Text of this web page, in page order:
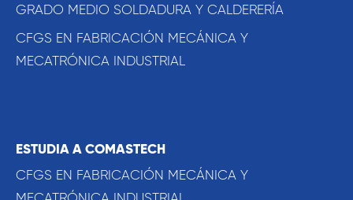
GRADO MEDIO SOLDADURA Y CALDERERÍA
CFGS EN FABRICACIÓN MECÁNICA Y
MECATRÓNICA INDUSTRIAL
ESTUDIA A COMASTECH
CFGS EN FABRICACIÓN MECÁNICA Y